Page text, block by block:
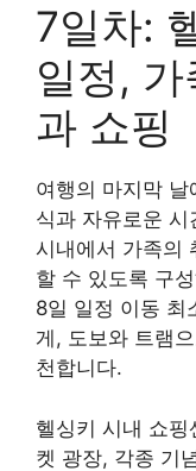
7일차:
일정,
과 쇼핑
여행의 마지막
식과 자유로운
시내에서 가족의
할 수 있도록 구
8일 일정 이동 최
게, 도보와 트램
천합니다.
헬싱키 시내 쇼
켓 광장, 각종 기